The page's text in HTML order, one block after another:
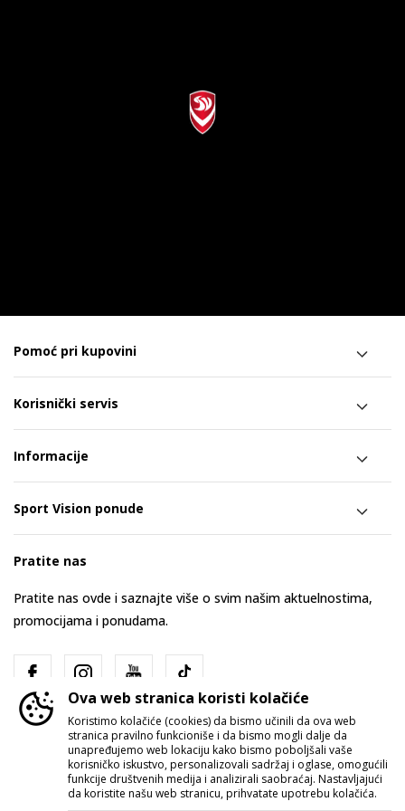
Pomoć pri kupovini
Korisnički servis
Informacije
Sport Vision ponude
Pratite nas
Pratite nas ovde i saznajte više o svim našim aktuelnostima,
promocijama i ponudama.
Srbija Promenite
Ova web stranica koristi kolačiće
Koristimo kolačiće (cookies) da bismo učinili da ova web
stranica pravilno funkcioniše i da bismo mogli dalje da
unapređujemo web lokaciju kako bismo poboljšali vaše
korisničko iskustvo, personalizovali sadržaj i oglase, omogućili
funkcije društvenih medija i analizirali saobraćaj. Nastavljajući
da koristite našu web stranicu, prihvatate upotrebu kolačića.